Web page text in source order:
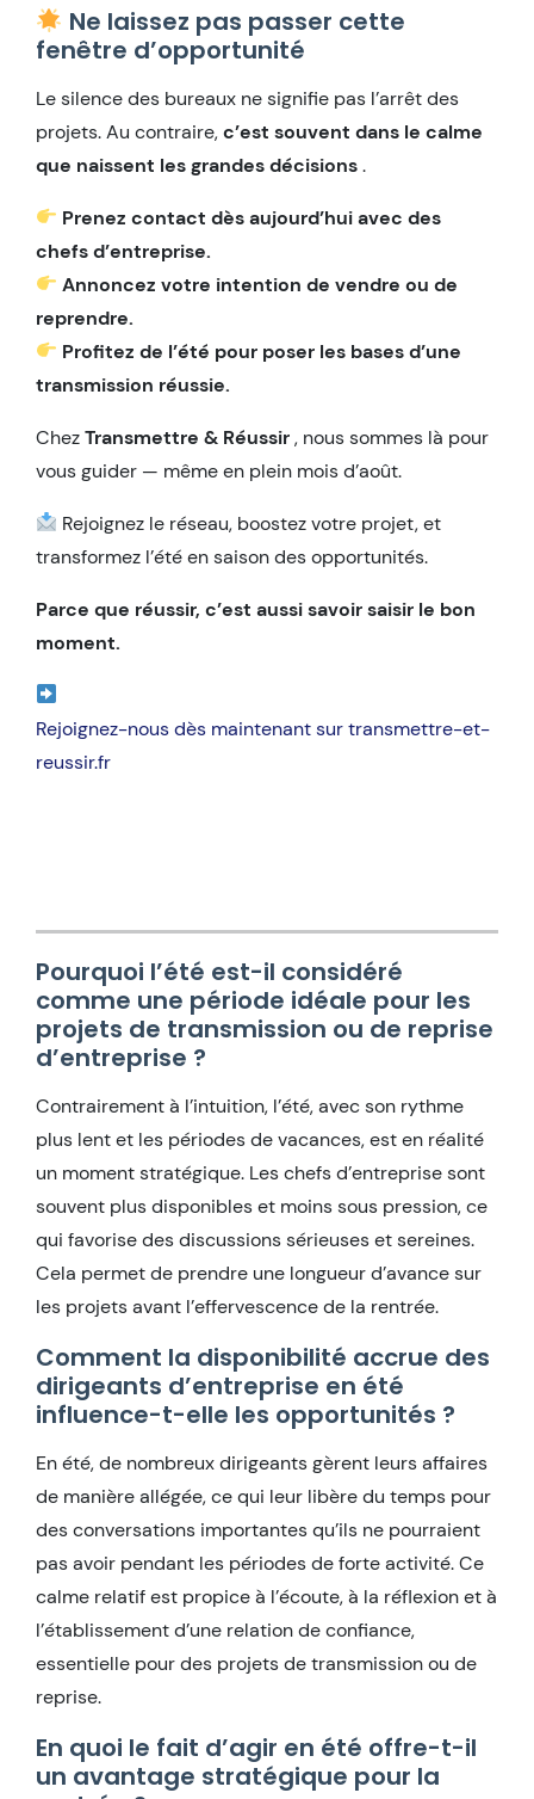
Ne laissez pas passer cette
fenêtre d’opportunité
Le silence des bureaux ne signifie pas l’arrêt des
projets. Au contraire,c’est souvent dans le calme
que naissent les grandes décisions.
Prenez contact dès aujourd’hui avec des
chefs d’entreprise.
Annoncez votre intention de vendre ou de
reprendre.
Profitez de l’été pour poser les bases d’une
transmission réussie.
ChezTransmettre & Réussir, nous sommes là pour
vous guider — même en plein mois d’août.
Rejoignez le réseau, boostez votre projet, et
transformez l’été en saison des opportunités.
Parce que réussir, c’est aussi savoir saisir le bon
moment.
Rejoignez-nous dès maintenant sur transmettre-et-
reussir.fr
Pourquoi l’été est-il considéré
comme une période idéale pour les
projets de transmission ou de reprise
d’entreprise ?
Contrairement à l’intuition, l’été, avec son rythme
plus lent et les périodes de vacances, est en réalité
un moment stratégique. Les chefs d’entreprise sont
souvent plus disponibles et moins sous pression, ce
qui favorise des discussions sérieuses et sereines.
Cela permet de prendre une longueur d’avance sur
les projets avant l’effervescence de la rentrée.
Comment la disponibilité accrue des
dirigeants d’entreprise en été
influence-t-elle les opportunités ?
En été, de nombreux dirigeants gèrent leurs affaires
de manière allégée, ce qui leur libère du temps pour
des conversations importantes qu’ils ne pourraient
pas avoir pendant les périodes de forte activité. Ce
calme relatif est propice à l’écoute, à la réflexion et à
l’établissement d’une relation de confiance,
essentielle pour des projets de transmission ou de
reprise.
En quoi le fait d’agir en été offre-t-il
un avantage stratégique pour la